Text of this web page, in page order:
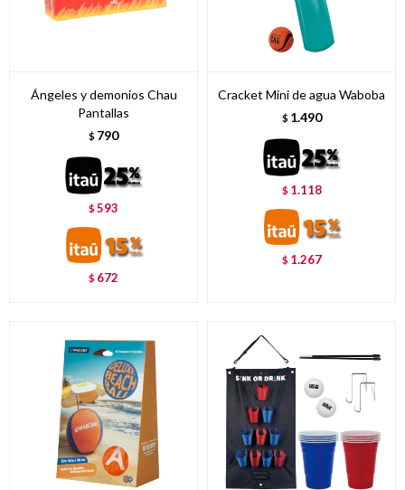
Ángeles y demonios Chau
Pantallas
$ 790
$593
$ 672
Cracket Mini de agua Waboba
$ 1.490
$ 1.118
$ 1.267